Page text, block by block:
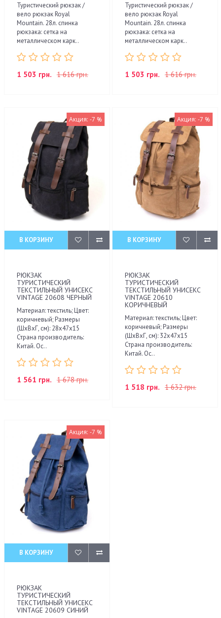
Туристический рюкзак /
вело рюкзак Royal
Mountain. 28л. спинка
рюкзака: сетка на
металлическом карк..
1 503 грн. 1 616 грн.
Туристический рюкзак /
вело рюкзак Royal
Mountain. 28л. спинка
рюкзака: сетка на
металлическом карк..
1 503 грн. 1 616 грн.
Акция: -7 %
В КОРЗИНУ
РЮКЗАК
ТУРИСТИЧЕСКИЙ
ТЕКСТИЛЬНЫЙ УНИСЕКС
VINTAGE 20608 ЧЕРНЫЙ
Материал: текстиль; Цвет:
коричневый; Размеры
(ШхВхГ, см): 28х47х15
Страна производитель:
Китай. Ос..
1 561 грн. 1 678 грн.
Акция: -7 %
В КОРЗИНУ
РЮКЗАК
ТУРИСТИЧЕСКИЙ
ТЕКСТИЛЬНЫЙ УНИСЕКС
VINTAGE 20610
КОРИЧНЕВЫЙ
Материал: текстиль; Цвет:
коричневый; Размеры
(ШхВхГ, см): 32х47х15
Страна производитель:
Китай. Ос..
1 518 грн. 1 632 грн.
Акция: -7 %
В КОРЗИНУ
РЮКЗАК
ТУРИСТИЧЕСКИЙ
ТЕКСТИЛЬНЫЙ УНИСЕКС
VINTAGE 20609 СИНИЙ